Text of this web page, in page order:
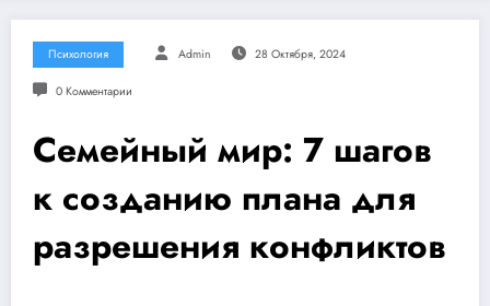
Психология Admin 28 Октября, 2024
0 Комментарии
Семейный мир: 7 шагов
к созданию плана для
разрешения конфликтов